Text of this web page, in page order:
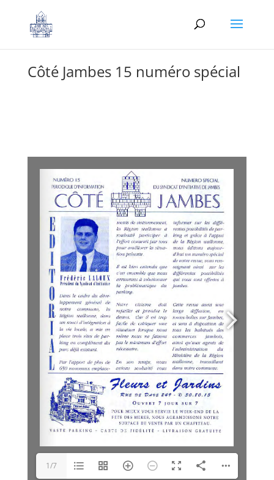
Côté Jambes 15 numéro spécial
1/7